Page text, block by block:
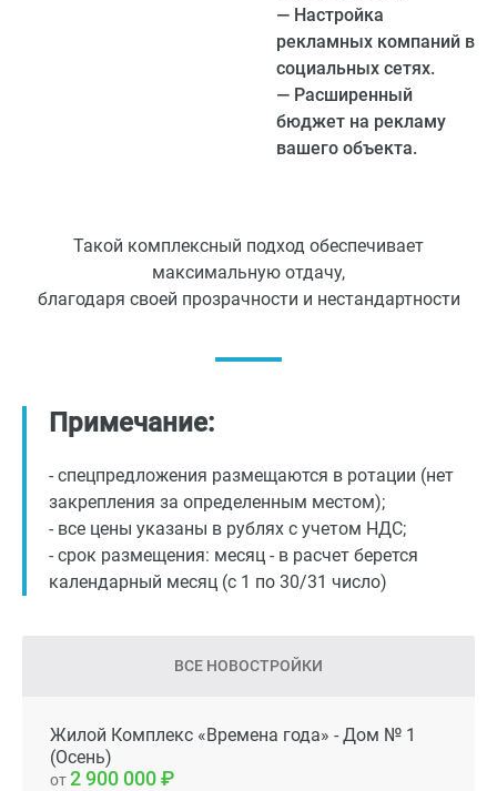
— Настройка
рекламных компаний в
социальных сетях.
— Расширенный
бюджет на рекламу
вашего объекта.
Такой комплексный подход обеспечивает
максимальную отдачу,
благодаря своей прозрачности и нестандартности
Примечание:
- спецпредложения размещаются в ротации (нет
закрепления за определенным местом);
- все цены указаны в рублях с учетом НДС;
- срок размещения: месяц - в расчет берется
календарный месяц (с 1 по 30/31 число)
ВСЕ НОВОСТРОЙКИ
Жилой Комплекс «Времена года» - Дом № 1
(Осень)
от2 900 000